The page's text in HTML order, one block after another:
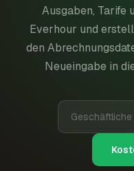
Ausgaben, Tarife
Everhour und
den
Neueingabe in